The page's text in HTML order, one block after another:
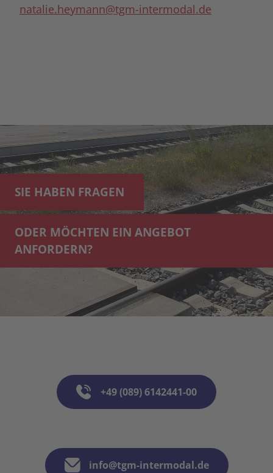
natalie.heymann@tgm-intermodal.de
SIE HABEN FRAGEN
ODER MÖCHTEN EIN ANGEBOT
ANFORDERN?
+49 (089) 6142441-00
info@tgm-intermodal.de